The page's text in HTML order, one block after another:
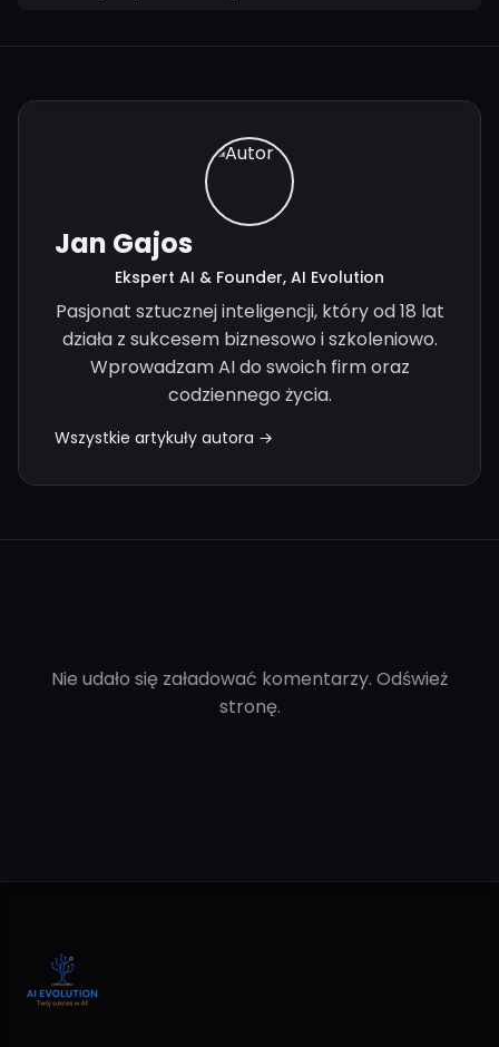
Jan Gajos
Ekspert AI & Founder, AI Evolution
Pasjonat sztucznej inteligencji, który od 18 lat
działa z sukcesem biznesowo i szkoleniowo.
Wprowadzam AI do swoich firm oraz
codziennego życia.
Wszystkie artykuły autora →
Nie udało się załadować komentarzy. Odśwież
stronę.